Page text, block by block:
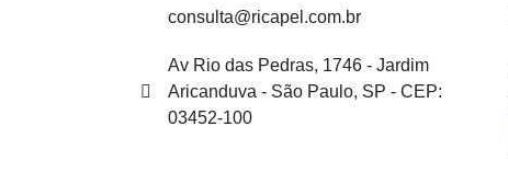
consulta@ricapel.com.br
Av Rio das Pedras, 1746 - Jardim
Aricanduva - São Paulo, SP - CEP:
03452-100